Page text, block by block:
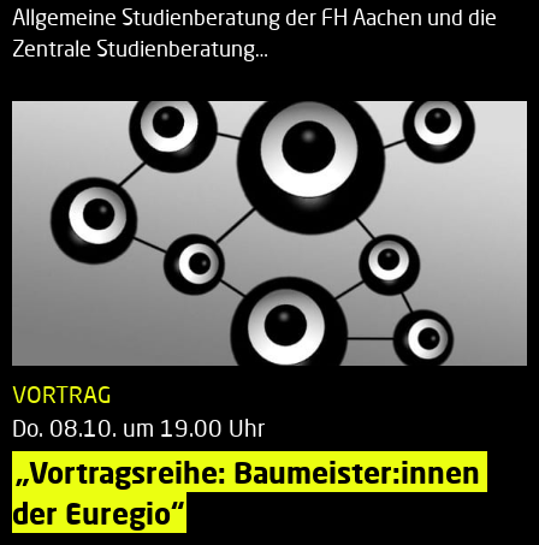
Allgemeine Studienberatung der FH Aachen und die
Zentrale Studienberatung…
VORTRAG
Do. 08.10. um 19.00 Uhr
„Vortragsreihe: Baumeister:innen
der Euregio“